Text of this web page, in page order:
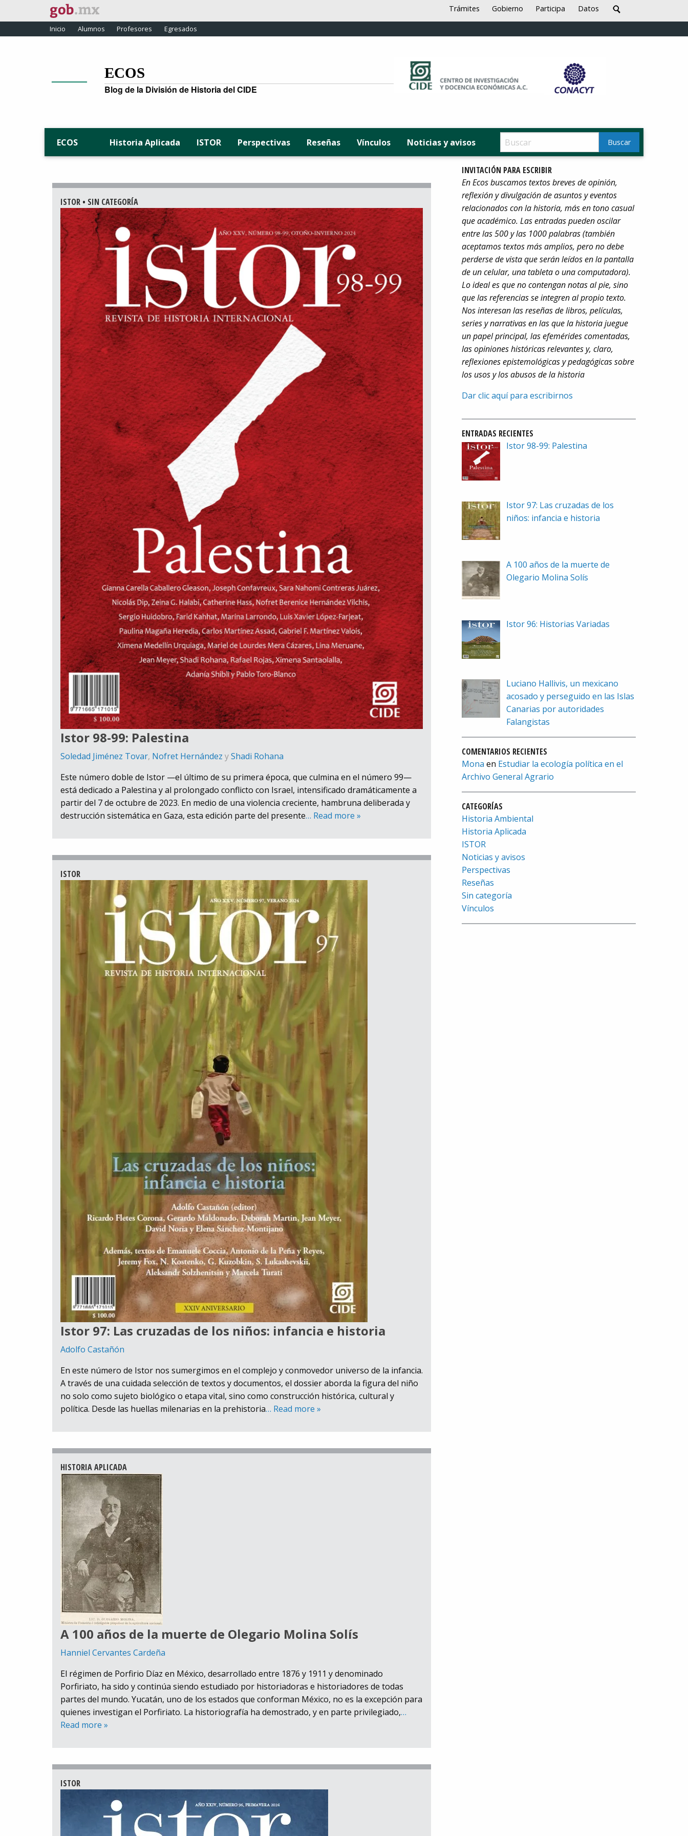
Trámites Gobierno Participa Datos
Inicio Alumnos Profesores Egresados
ECOS
Blog de la División de Historia del CIDE
ECOS Historia Aplicada ISTOR Perspectivas Reseñas Vínculos Noticias y avisos
ISTOR • SIN CATEGORÍA
Istor 98-99: Palestina
Soledad Jiménez Tovar, Nofret Hernández yShadi Rohana
Este número doble de Istor —el último de su primera época, que culmina en el número 99—
está dedicado a Palestina y al prolongado conflicto con Israel, intensificado dramáticamente a
partir del 7 de octubre de 2023. En medio de una violencia creciente, hambruna deliberada y
destrucción sistemática en Gaza, esta edición parte del presente… Read more »
ISTOR
Istor 97: Las cruzadas de los niños: infancia e historia
Adolfo Castañón
En este número de Istor nos sumergimos en el complejo y conmovedor universo de la infancia.
A través de una cuidada selección de textos y documentos, el dossier aborda la figura del niño
no solo como sujeto biológico o etapa vital, sino como construcción histórica, cultural y
política. Desde las huellas milenarias en la prehistoria… Read more »
HISTORIA APLICADA
A 100 años de la muerte de Olegario Molina Solís
Hanniel Cervantes Cardeña
El régimen de Porfirio Díaz en México, desarrollado entre 1876 y 1911 y denominado
Porfiriato, ha sido y continúa siendo estudiado por historiadoras e historiadores de todas
partes del mundo. Yucatán, uno de los estados que conforman México, no es la excepción para
quienes investigan el Porfiriato. La historiografía ha demostrado, y en parte privilegiado,…
Read more »
ISTOR
INVITACIÓN PARA ESCRIBIR
En Ecos buscamos textos breves de opinión,
reflexión y divulgación de asuntos y eventos
relacionados con la historia, más en tono casual
que académico. Las entradas pueden oscilar
entre las 500 y las 1000 palabras (también
aceptamos textos más amplios, pero no debe
perderse de vista que serán leídos en la pantalla
de un celular, una tableta o una computadora).
Lo ideal es que no contengan notas al pie, sino
que las referencias se integren al propio texto.
Nos interesan las reseñas de libros, películas,
series y narrativas en las que la historia juegue
un papel principal, las efemérides comentadas,
las opiniones históricas relevantes y, claro,
reflexiones epistemológicas y pedagógicas sobre
los usos y los abusos de la historia
Dar clic aquí para escribirnos
ENTRADAS RECIENTES
Istor 98-99: Palestina
Istor 97: Las cruzadas de los
niños: infancia e historia
A 100 años de la muerte de
Olegario Molina Solís
Istor 96: Historias Variadas
Luciano Hallivis, un mexicano
acosado y perseguido en las Islas
Canarias por autoridades
Falangistas
COMENTARIOS RECIENTES
Mona en Estudiar la ecología política en el
Archivo General Agrario
CATEGORÍAS
Historia Ambiental
Historia Aplicada
ISTOR
Noticias y avisos
Perspectivas
Reseñas
Sin categoría
Vínculos